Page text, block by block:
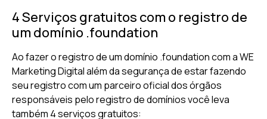
4 Serviços gratuitos com o registro de
um domínio .foundation
Ao fazer o registro de um domínio .foundation com a WE
Marketing Digital além da segurança de estar fazendo
seu registro com um parceiro oficial dos órgãos
responsáveis pelo registro de domínios você leva
também 4 serviços gratuitos: